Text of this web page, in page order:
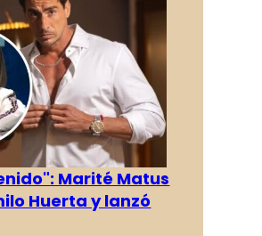
Marité Matus
Huerta y lanzó